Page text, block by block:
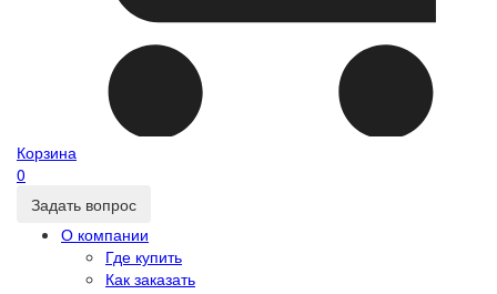
Корзина
0
Задать вопрос
О компании
Где купить
Как заказать